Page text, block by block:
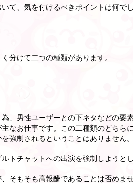
て、気を付けるべきポイントは何で
分けて二つの種類があります。
、男性ユーザーとの下ネタなどの要
なお仕事です。この二種類のどちら
強制されるということはありません。
トチャットへの出演を強制しようと
そもそも高報酬であることは否め